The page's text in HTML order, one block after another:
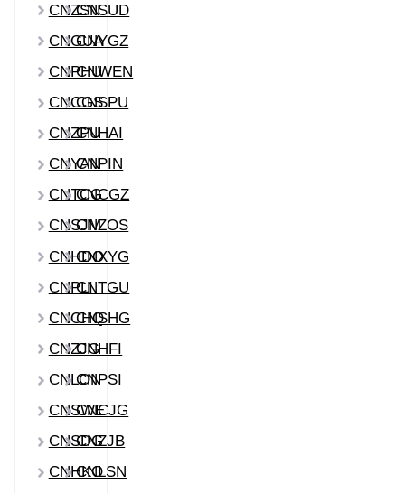
CNZSNCNSUD
CNGUACNYGZ
CNPHUCNWEN
CNCGSCNSPU
CNZPUCNHAI
CNYANCNPIN
CNTCGCNCGZ
CNSJMCNZOS
CNHDOCNXYG
CNPLICNTGU
CNCHQCNSHG
CNZJGCNHFI
CNLON
CNPSI
CNSWE
CNCJG
CNSDG
CNZJB
CNHKO
CNLSN